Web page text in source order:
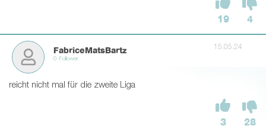
19 4
FabriceMatsBartz
0 Follower
15.05.24
reicht nicht mal für die zweite Liga
3 28